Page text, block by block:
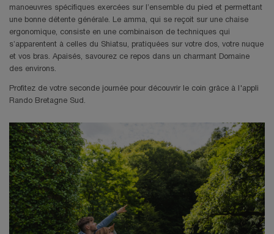
manoeuvres spécifiques exercées sur l’ensemble du pied et permettant
une bonne détente générale. Le amma, qui se reçoit sur une chaise
ergonomique, consiste en une combinaison de techniques qui
s’apparentent à celles du Shiatsu, pratiquées sur votre dos, votre nuque
et vos bras. Apaisés, savourez ce repos dans un charmant Domaine
des environs.
Profitez de votre seconde journée pour découvrir le coin grâce à l'appli
Rando Bretagne Sud.